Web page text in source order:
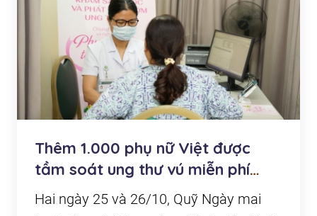
Thêm 1.000 phụ nữ Việt được
tầm soát ung thư vú miễn phí
trong Tháng 10 hồn...
Hai ngày 25 và 26/10, Quỹ Ngày mai